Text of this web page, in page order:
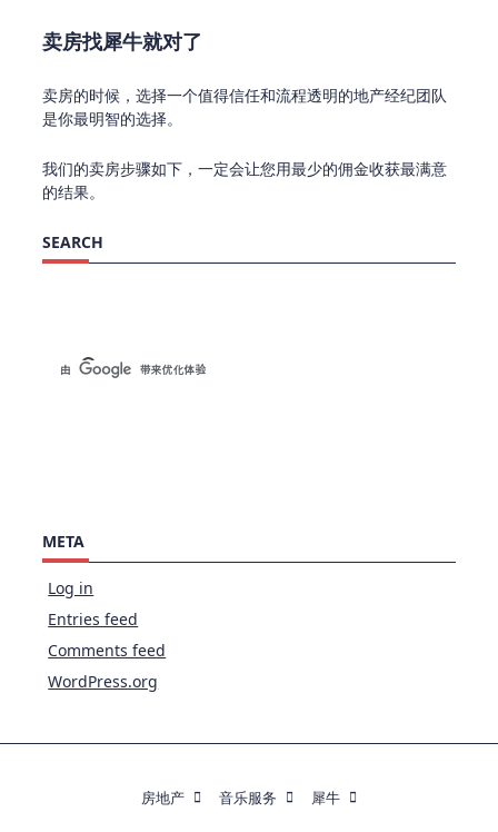
卖房找犀牛就对了
卖房的时候，选择一个值得信任和流程透明的地产经纪团队
是你最明智的选择。
我们的卖房步骤如下，一定会让您用最少的佣金收获最满意
的结果。
SEARCH
META
Log in
Entries feed
Comments feed
WordPress.org
房地产 音乐服务 犀牛